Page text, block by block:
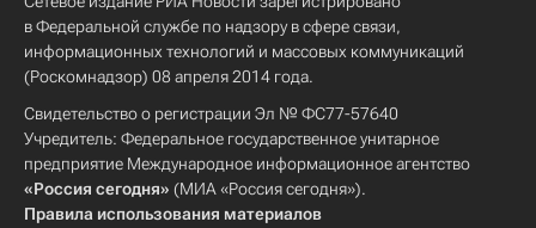
в Федеральной службе по надзору в сфере связи,
информационных технологий и массовых коммуникаций
(Роскомнадзор) 08 апреля 2014 года.
Свидетельство о регистрации Эл № ФС77-57640
Учредитель: Федеральное государственное унитарное
предприятие Международное информационное агентство
«Россия сегодня» (МИА «Россия сегодня»).
Правила использования материалов